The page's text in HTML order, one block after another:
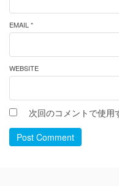
EMAIL *
WEBSITE
次回のコメントで使
Post Comment